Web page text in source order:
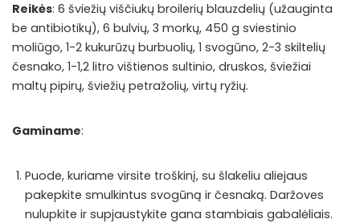
Reikės: 6 šviežių viščiukų broilerių blauzdelių (užauginta
be antibiotikų), 6 bulvių, 3 morkų, 450 g sviestinio
moliūgo, 1-2 kukurūzų burbuolių, 1 svogūno, 2-3 skiltelių
česnako, 1-1,2 litro vištienos sultinio, druskos, šviežiai
maltų pipirų, šviežių petražolių, virtų ryžių.
Gaminame:
Puode, kuriame virsite troškinį, su šlakeliu aliejaus
pakepkite smulkintus svogūną ir česnaką. Daržoves
nulupkite ir supjaustykite gana stambiais gabalėliais.